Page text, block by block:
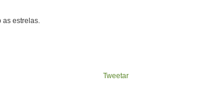
as estrelas.
Tweetar